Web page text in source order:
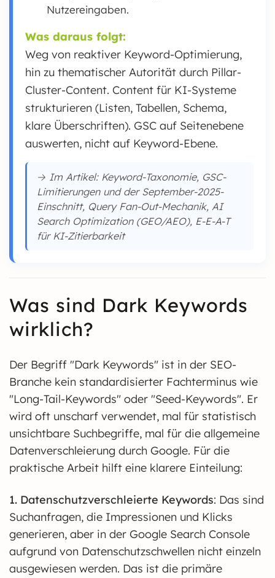
Nutzereingaben.
Was daraus folgt:
Weg von reaktiver Keyword-Optimierung,
hin zu thematischer Autorität durch Pillar-
Cluster-Content. Content für KI-Systeme
strukturieren (Listen, Tabellen, Schema,
klare Überschriften). GSC auf Seitenebene
auswerten, nicht auf Keyword-Ebene.
→ Im Artikel: Keyword-Taxonomie, GSC-
Limitierungen und der September-2025-
Einschnitt, Query Fan-Out-Mechanik, AI
Search Optimization (GEO/AEO), E-E-A-T
für KI-Zitierbarkeit
Was sind Dark Keywords
wirklich?
Der Begriff "Dark Keywords" ist in der SEO-
Branche kein standardisierter Fachterminus wie
"Long-Tail-Keywords" oder "Seed-Keywords". Er
wird oft unscharf verwendet, mal für statistisch
unsichtbare Suchbegriffe, mal für die allgemeine
Datenverschleierung durch Google. Für die
praktische Arbeit hilft eine klarere Einteilung:
1. Datenschutzverschleierte Keywords: Das sind
Suchanfragen, die Impressionen und Klicks
generieren, aber in der Google Search Console
aufgrund von Datenschutzschwellen nicht einzeln
ausgewiesen werden. Das ist die primäre